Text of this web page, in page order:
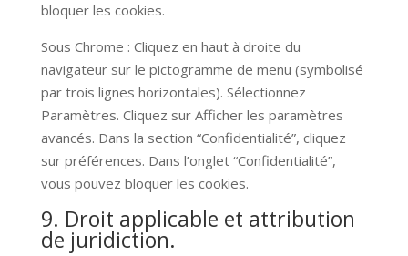
bloquer les cookies.
Sous Chrome : Cliquez en haut à droite du
navigateur sur le pictogramme de menu (symbolisé
par trois lignes horizontales). Sélectionnez
Paramètres. Cliquez sur Afficher les paramètres
avancés. Dans la section “Confidentialité”, cliquez
sur préférences. Dans l’onglet “Confidentialité”,
vous pouvez bloquer les cookies.
9. Droit applicable et attribution
de juridiction.